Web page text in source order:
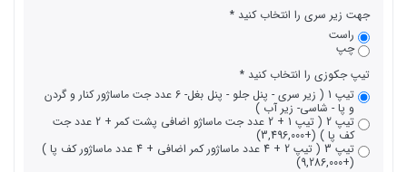
جهت زیر سری را انتخاب کنید
راست
چپ
تیپ جکوزی را انتخاب کنید
تیپ 1 ( زیر سری - پنل جلو - پنل بغل- 6 عدد جت ماساژور کنار و گردن
و پا - شاسی- زیر آب )
تیپ 2 ( تیپ 1 + 2 عدد جت ماساژو اضافی پشت کمر + 2 عدد جت
کف پا ) (+3,496,000)
تیپ 3 ( تیپ 2 + 4 عدد ماساژور کمر اضافی + 4 عدد ماساژور کف پا )
(+9,286,000)